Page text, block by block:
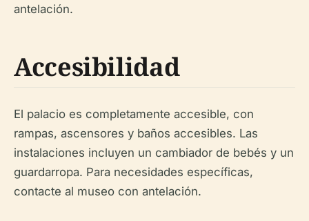
antelación.
Accesibilidad
El palacio es completamente accesible, con
rampas, ascensores y baños accesibles. Las
instalaciones incluyen un cambiador de bebés y un
guardarropa. Para necesidades específicas,
contacte al museo con antelación.